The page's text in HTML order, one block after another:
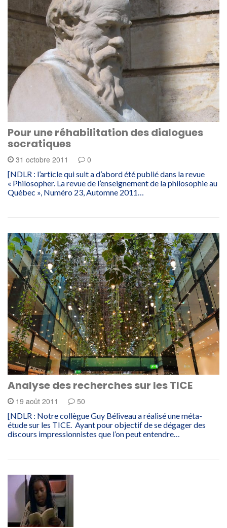
Pour une réhabilitation des dialogues
socratiques
31 octobre 2011 0
[NDLR : l’article qui suit a d’abord été publié dans la revue
« Philosopher. La revue de l’enseignement de la philosophie au
Québec », Numéro 23, Automne 2011…
Analyse des recherches sur les TICE
19 août 2011 50
[NDLR : Notre collègue Guy Béliveau a réalisé une méta-
étude sur les TICE. Ayant pour objectif de se dégager des
discours impressionnistes que l’on peut entendre…